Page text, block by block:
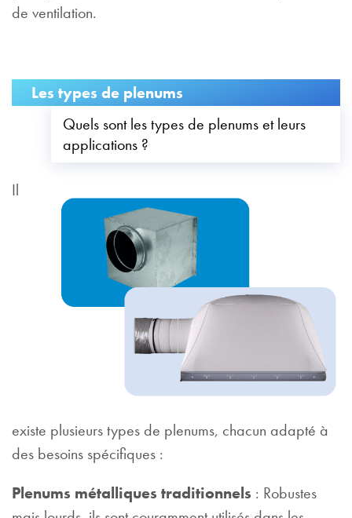
de ventilation.
Les types de plenums
Quels sont les types de plenums et leurs
applications ?
Il
existe plusieurs types de plenums, chacun adapté à
des besoins spécifiques :
Plenums métalliques traditionnels : Robustes